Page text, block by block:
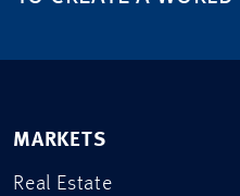
MARKETS
Real Estate